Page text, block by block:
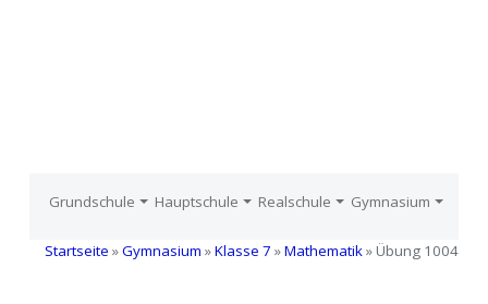
Grundschule Hauptschule Realschule Gymnasium
Startseite »Gymnasium »Klasse 7 »Mathematik» Übung 1004